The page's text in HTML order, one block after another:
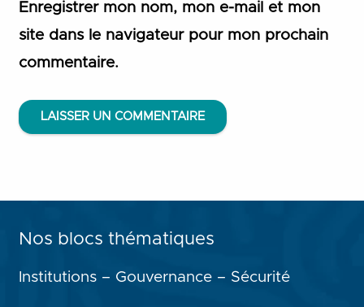
Enregistrer mon nom, mon e-mail et mon
site dans le navigateur pour mon prochain
commentaire.
LAISSER UN COMMENTAIRE
Nos blocs thématiques
Institutions – Gouvernance – Sécurité